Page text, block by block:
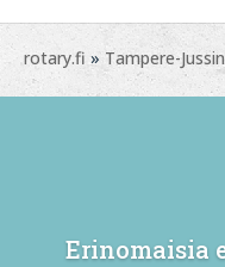
rotary.fi » Tampere-
Erinomaisia